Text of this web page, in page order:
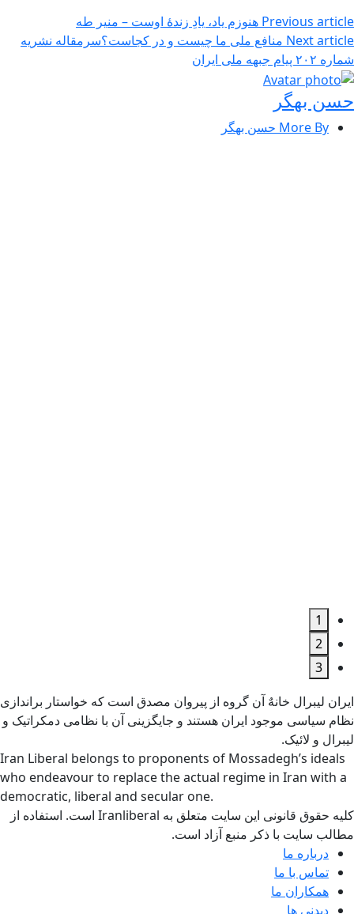
Previous article هنوزم یاد، یادِ زندۀ اوست – منیر طه
Next article منافع ملی ما چیست و در کجاست؟سرمقاله نشریه
شماره ۲۰۲ پیام جبهه ملی ایران
حسن بهگر
More By حسن بهگر
1
2
3
ایران لیبرال خانهٌ آن گروه از پیروان مصدق است که خواستار براندازی
نظام سیاسی موجود ایران هستند و جایگزینی آن با نظامی دمکراتیک و
لیبرال و لائیک.
Iran Liberal belongs to proponents of Mossadegh’s ideals
who endeavour to replace the actual regime in Iran with a
democratic, liberal and secular one.
کلیه حقوق قانونی این سایت متعلق به Iranliberal است. استفاده از
مطالب سایت با ذکر منبع آزاد است.
درباره ما
تماس با ما
همکاران ما
دیدنی ها